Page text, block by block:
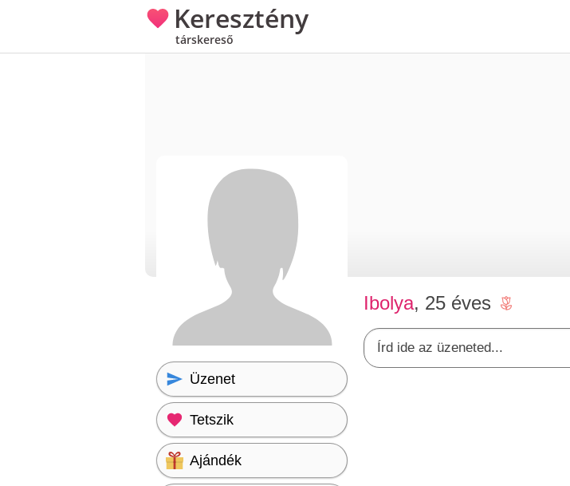
Keresztény
társkereső
Ibolya, 25 éves
Üzenet
Tetszik
Ajándék